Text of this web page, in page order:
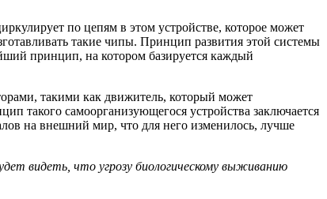
по цепям в этом устройстве, которое может
такие чипы. Принцип развития этой системы
принцип, на котором базируется каждый
такими как движитель, который может
такого самоорганизующегося устройства заключается
на внешний мир, что для него изменилось, лучше
видеть, что угрозу биологическому выживанию